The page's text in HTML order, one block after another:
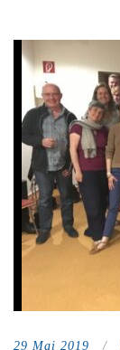
29 Mai 2019 /